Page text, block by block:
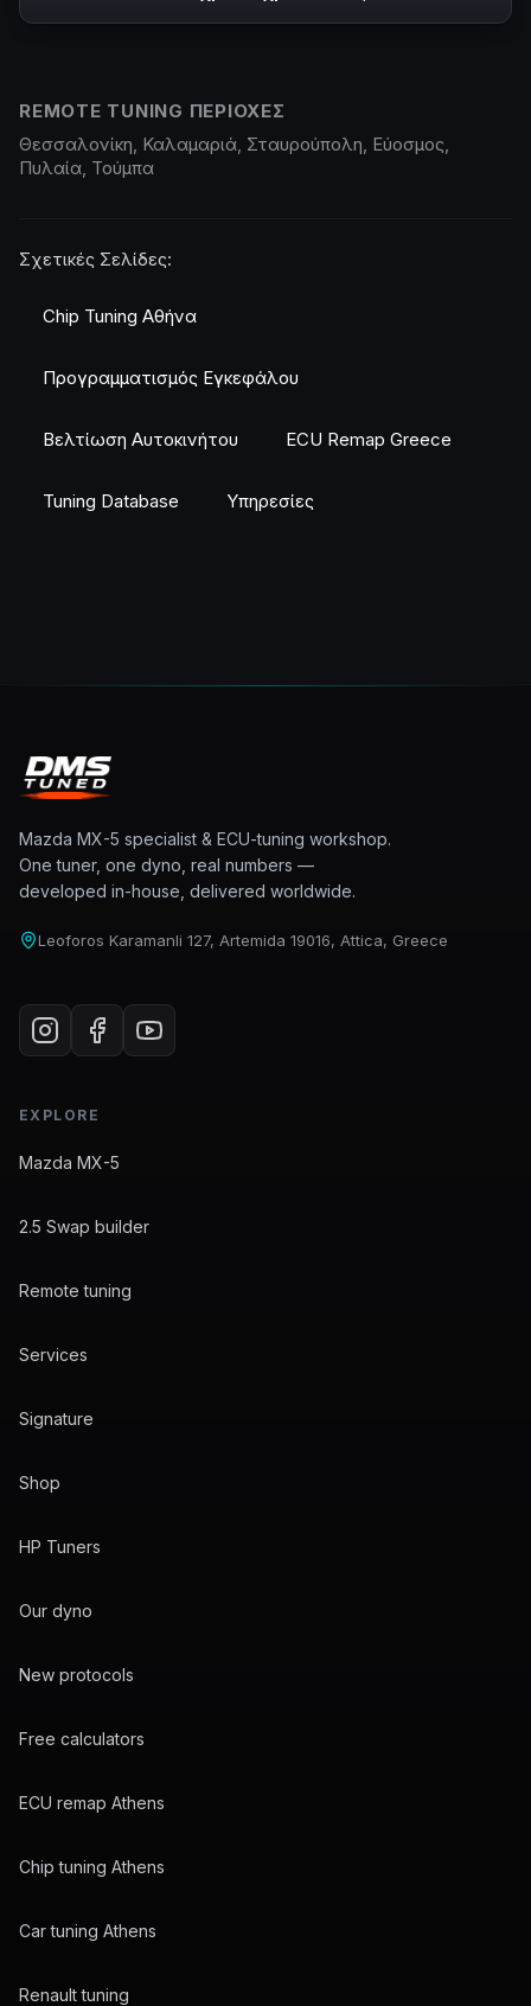
REMOTE TUNING ΠΕΡΙΟΧΈΣ
Θεσσαλονίκη, Καλαμαριά, Σταυρούπολη, Εύοσμος,
Πυλαία, Τούμπα
Σχετικές Σελίδες:
Chip Tuning Αθήνα
Προγραμματισμός Εγκεφάλου
Βελτίωση Αυτοκινήτου ECU Remap Greece
Tuning Database Υπηρεσίες
Mazda MX-5 specialist & ECU-tuning workshop.
One tuner, one dyno, real numbers —
developed in-house, delivered worldwide.
Leoforos Karamanli 127, Artemida 19016, Attica, Greece
EXPLORE
Mazda MX-5
2.5 Swap builder
Remote tuning
Services
Signature
Shop
HP Tuners
Our dyno
New protocols
Free calculators
ECU remap Athens
Chip tuning Athens
Car tuning Athens
Renault tuning